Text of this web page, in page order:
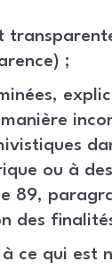
;
ou à
89,
des
ce qui est